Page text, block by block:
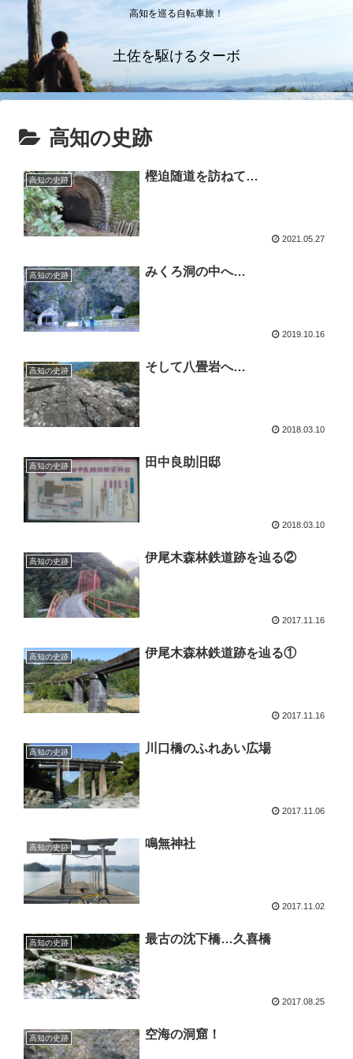
高知を巡る自転車旅！
土佐を駆けるターボ
高知の史跡
高知の史跡 樫迫随道を訪ねて…
2021.05.27
高知の史跡 みくろ洞の中へ…
2019.10.16
高知の史跡 そして八畳岩へ…
2018.03.10
高知の史跡 田中良助旧邸
2018.03.10
高知の史跡 伊尾木森林鉄道跡を辿る②
2017.11.16
高知の史跡 伊尾木森林鉄道跡を辿る①
2017.11.16
高知の史跡 川口橋のふれあい広場
2017.11.06
高知の史跡 鳴無神社
2017.11.02
高知の史跡 最古の沈下橋…久喜橋
2017.08.25
高知の史跡 空海の洞窟！